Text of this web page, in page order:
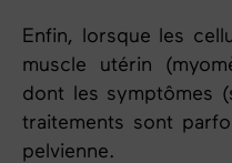
Enfin, lorsque les
muscle utérin
dont les symptômes
traitements sont
pelvienne.